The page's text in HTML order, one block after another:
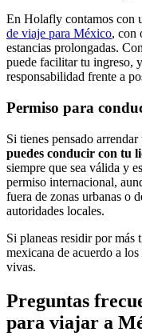
En Holafly contamos con
de viaje para México, con
estancias prolongadas.
puede facilitar tu ingreso,
responsabilidad frente a
Permiso para
Si tienes pensado
puedes conducir con tu
siempre que sea válida y
permiso internacional,
fuera de zonas urbanas o
autoridades locales.
Si planeas residir por más
mexicana de acuerdo a
vivas.
Preguntas
para viajar a